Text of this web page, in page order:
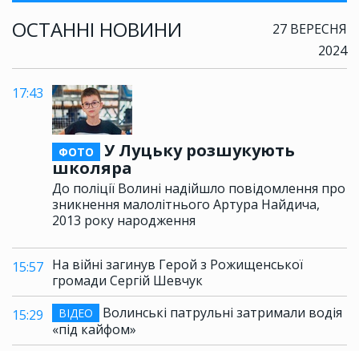
ОСТАННІ НОВИНИ
27 ВЕРЕСНЯ
2024
17:43
ФОТО
У Луцьку розшукують
школяра
До поліції Волині надійшло повідомлення про
зникнення малолітнього Артура Найдича,
2013 року народження
15:57 На війні загинув Герой з Рожищенської
громади Сергій Шевчук
15:29
ВІДЕО
Волинські патрульні затримали водія
«під кайфом»